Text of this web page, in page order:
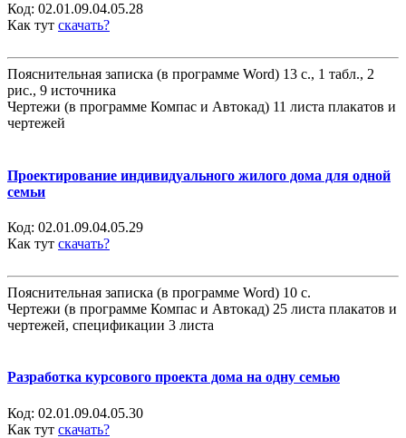
Код: 02.01.09.04.05.28
Как тут скачать?
Пояснительная записка (в программе Word) 13 с., 1 табл., 2
рис., 9 источника
Чертежи (в программе Компас и Автокад) 11 листа плакатов и
чертежей
Проектирование индивидуального жилого дома для одной
семьи
Код: 02.01.09.04.05.29
Как тут скачать?
Пояснительная записка (в программе Word) 10 с.
Чертежи (в программе Компас и Автокад) 25 листа плакатов и
чертежей, спецификации 3 листа
Разработка курсового проекта дома на одну семью
Код: 02.01.09.04.05.30
Как тут скачать?